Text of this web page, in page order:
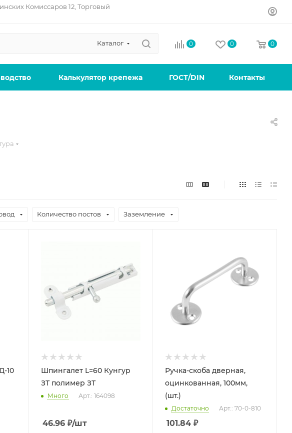
Комиссаров 12, Торговый
Каталог 0 0 0
Калькулятор крепежа ГОСТ/DIN Контакты
Количество постов Заземление
10
Шпингалет L=60 Кунгур
ЗТ полимер ЗТ
Много Арт.: 164098
46.96₽/шт
Ручка-скоба дверная,
оцинкованная, 100мм,
(шт.)
Достаточно Арт.: 70-0-810
101.84₽